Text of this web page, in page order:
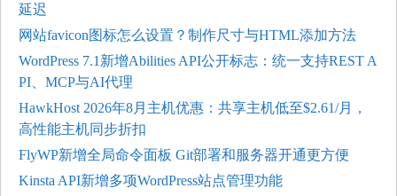
延迟
网站favicon图标怎么设置？制作尺寸与HTML添加方法
WordPress 7.1新增Abilities API公开标志：统一支持REST A
PI、MCP与AI代理
HawkHost 2026年8月主机优惠：共享主机低至$2.61/月，
高性能主机同步折扣
FlyWP新增全局命令面板 Git部署和服务器开通更方便
Kinsta API新增多项WordPress站点管理功能